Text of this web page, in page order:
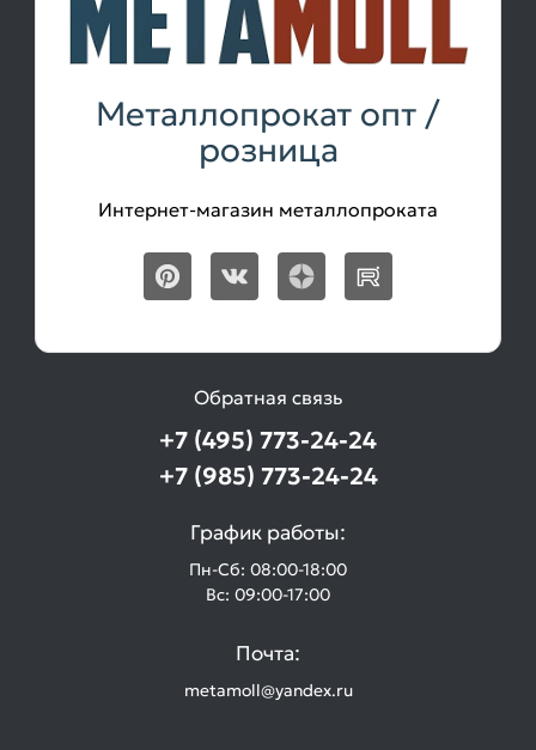
Металлопрокат опт /
розница
Интернет-магазин металлопроката
Обратная связь
+7 (495) 773-24-24
+7 (985) 773-24-24
График работы:
Пн-Сб: 08:00-18:00
Вс: 09:00-17:00
Почта:
metamoll@yandex.ru